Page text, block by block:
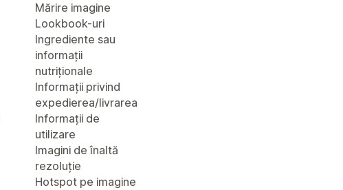
Mărire imagine
Lookbook-uri
Ingrediente sau
informații
nutriționale
Informații privind
expedierea/livrarea
Informații de
utilizare
Imagini de înaltă
rezoluție
Hotspot pe imagine